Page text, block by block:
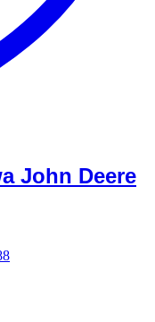
John Deere